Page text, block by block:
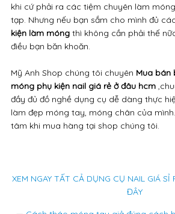
khi cứ phải ra các tiệm chuyên làm
tạp. Nhưng nếu bạn sắm cho mình đủ các
kiện làm móngthì không cần phải thế
điều bạn băn khoăn.
Mỹ Anh Shop chúng tôi chuyên Mua bán
móng phụ kiện nail giá rẻ ở đâu hcm
đầy đủ đồ nghề dụng cụ dễ dàng thực
làm đẹp móng tay, móng chân của
tâm khi mua hàng tại shop chúng tôi.
XEM NGAY TẤT CẢ DỤNG CỤ NAIL GIÁ
ĐÂY